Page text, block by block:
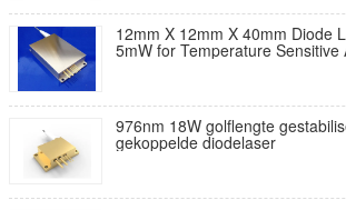
12mm X 12mm X 40mm Diode
5mW for Temperature Sensitive
976nm 18W golflengte
gekoppelde diodelaser